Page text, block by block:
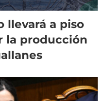
llevará a piso
la producción